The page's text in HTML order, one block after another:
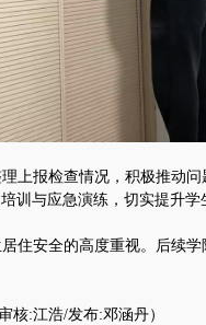
上报检查情况，积极推动
训与应急演练，切实提升
住安全的高度重视。后续
核:江浩/发布:邓涵丹）